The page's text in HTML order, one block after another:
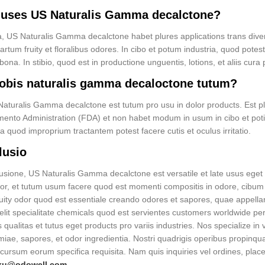
US Naturalis Gamma decalctone?
US Naturalis Gamma decalctone habet plures applications trans
fruity et floralibus odores. In cibo et potum industria, quod
In stibio, quod est in productione unguentis, lotions, et aliis cura
naturalis gamma decaloctone tutum?
Gamma decalctone est tutum pro usu in dolor products. Est
Administration (FDA) et non habet modum in usum in cibo et
quod improprium tractantem potest facere cutis et oculus irritatio.
US Naturalis Gamma decalctone est versatile et late usus
et tutum usum facere quod est momenti compositis in odore,
odor quod est essentiale creando odores et sapores, quae
specialitate chemicals quod est servientes customers worldwide
qualitas et tutus eget products pro variis industries. Nos specialize
sapores, et odor ingredientia. Nostri quadrigis operibus
eorum specifica requisita. Nam quis inquiries vel ordines,